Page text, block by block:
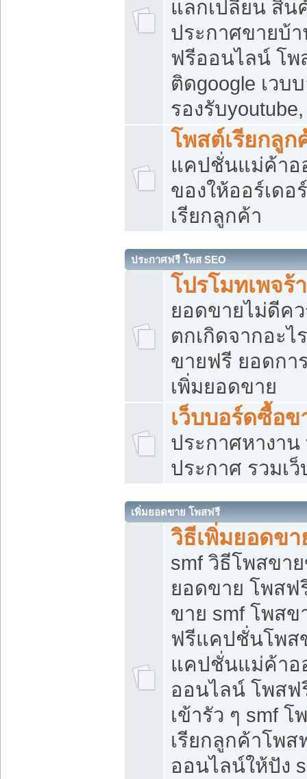
แลกเปลี่ยน สิน
ประกาศขายบ้
ฟรีออนไลน์ โพ
ติดgoogle เวบ
รองรับ
โพสต์เรียกลูก
แคปชั่นแม่ค้าอ
ของให้ออร์เดอ
เรียกลูกค้า
ประกาศฟรี โพส SEO
โปรโมทเพจร้
ยอดขายไม่ดีค
ตกเกิดจากอะไ
ขายฟรี ยอดกา
เพิ่มยอดขาย
เว็บบอร์ดซื้อข
ประกาศหางาน
ประกาศ รวมเ
เพิ่มยอดขาย โพสฟรี
วิธีเพิ่มยอดข
smf วิธีโพสขา
ยอดขาย โพสฟ
ขาย smf โพส
ฟรีแคปชั่นโพส
แคปชั่นแม่ค้า
ออนไลน์ โพสฟ
เข้ารัว ๆ smf
เรียกลูกค้าโพส
ออนไลน์ให้ปัง